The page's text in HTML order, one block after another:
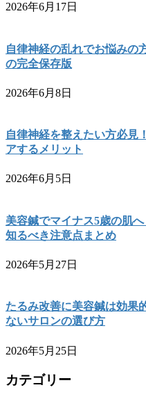
2026年6月17日
自律神経の乱れでお悩みの
の完全保存版
2026年6月8日
自律神経を整えたい方必見
アするメリット
2026年6月5日
美容鍼でマイナス5歳の肌
知るべき注意点まとめ
2026年5月27日
たるみ改善に美容鍼は効果
ないサロンの選び方
2026年5月25日
カテゴリー